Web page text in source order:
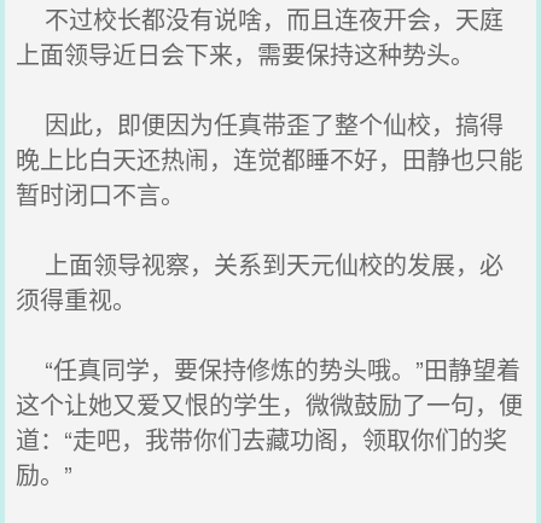
不过校长都没有说啥，而且连夜开会，天庭
上面领导近日会下来，需要保持这种势头。
因此，即便因为任真带歪了整个仙校，搞得
晚上比白天还热闹，连觉都睡不好，田静也只能
暂时闭口不言。
上面领导视察，关系到天元仙校的发展，必
须得重视。
“任真同学，要保持修炼的势头哦。”田静望着
这个让她又爱又恨的学生，微微鼓励了一句，便
道：“走吧，我带你们去藏功阁，领取你们的奖
励。”